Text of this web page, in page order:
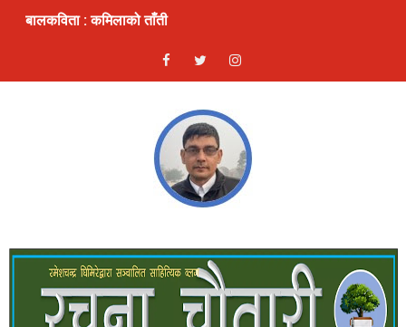
बालकविता : कमिलाको ताँती
लघुकथाः कुकुरदेखि सावधान
देखावटी माया : लघुकथा